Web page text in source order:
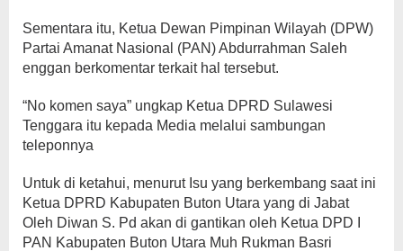
Sementara itu, Ketua Dewan Pimpinan Wilayah (DPW)
Partai Amanat Nasional (PAN) Abdurrahman Saleh
enggan berkomentar terkait hal tersebut.
“No komen saya” ungkap Ketua DPRD Sulawesi
Tenggara itu kepada Media melalui sambungan
teleponnya
Untuk di ketahui, menurut Isu yang berkembang saat ini
Ketua DPRD Kabupaten Buton Utara yang di Jabat
Oleh Diwan S. Pd akan di gantikan oleh Ketua DPD I
PAN Kabupaten Buton Utara Muh Rukman Basri